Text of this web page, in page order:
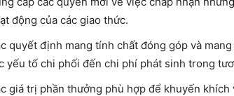
động của các giao thức.
quyết định mang tính chất đóng góp và
yếu tố chi phối đến chi phí phát sinh trong
giá trị phần thưởng phù hợp để khuyến